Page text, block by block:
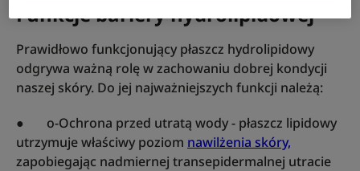
Funkcje bariery hydrolipidowej
Prawidłowo funkcjonujący płaszcz hydrolipidowy
odgrywa ważną rolę w zachowaniu dobrej kondycji
naszej skóry. Do jej najważniejszych funkcji należą:
● o-Ochrona przed utratą wody - płaszcz lipidowy
utrzymuje właściwy poziom nawilżenia skóry,
zapobiegając nadmiernej transepidermalnej utracie